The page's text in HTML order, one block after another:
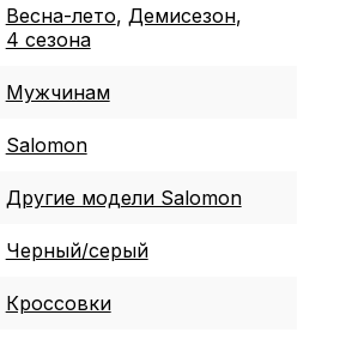
Весна-лето, Демисезон,
4 сезона
Мужчинам
Salomon
Другие модели Salomon
Черный/серый
Кроссовки